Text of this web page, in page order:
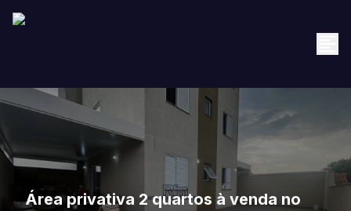
Área privativa 2 quartos à venda no